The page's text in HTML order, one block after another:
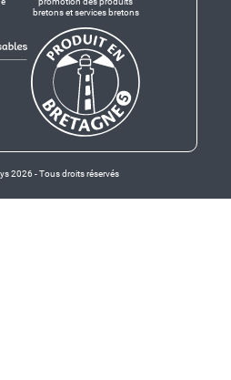
bretons et services bretons
2026 - Tous droits réservés